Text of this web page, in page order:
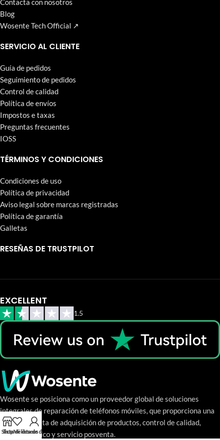
Blog
Wosente Tech Official ↗
SERVICIO AL CLIENTE
Guía de pedidos
Seguimiento de pedidos
Control de calidad
Política de envíos
Impostos e taxas
Preguntas frecuentes
IOSS
TÉRMINOS Y CONDICIONES
Condiciones de uso
Política de privacidad
Aviso legal sobre marcas registradas
Política de garantía
Galletas
RESEÑAS DE TRUSTPILOT
EXCELLENT
1.5
Wosente se posiciona como un proveedor global de soluciones
integrales de reparación de teléfonos móviles, que proporciona una
gama completa de adquisición de productos, control de calidad,
soporte técnico y servicio posventa.
Shop
lista de deseos
Mi lista de deseos